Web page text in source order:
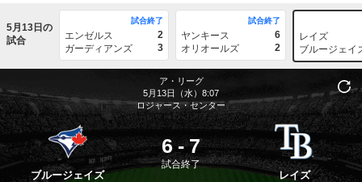
5月13日の
試合
試合終了
エンゼルス
2
ガーディアンズ
3
試合終了
ヤンキース
6
オリオールズ
2
レイズ
ブルージェイ
ア・リーグ
5月13日（水）8:07
ロジャース・センター
ブルージェイズ
6 - 7
試合終了
レイズ